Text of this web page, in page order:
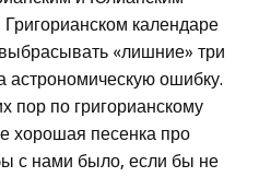
календаре
«лишние» три
астрономическую ошибку.
пор по григорианскому
хорошая песенка про
с нами было, если бы не